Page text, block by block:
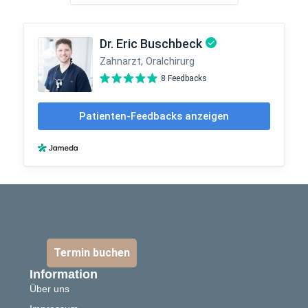
Termin buchen
Information
Über uns